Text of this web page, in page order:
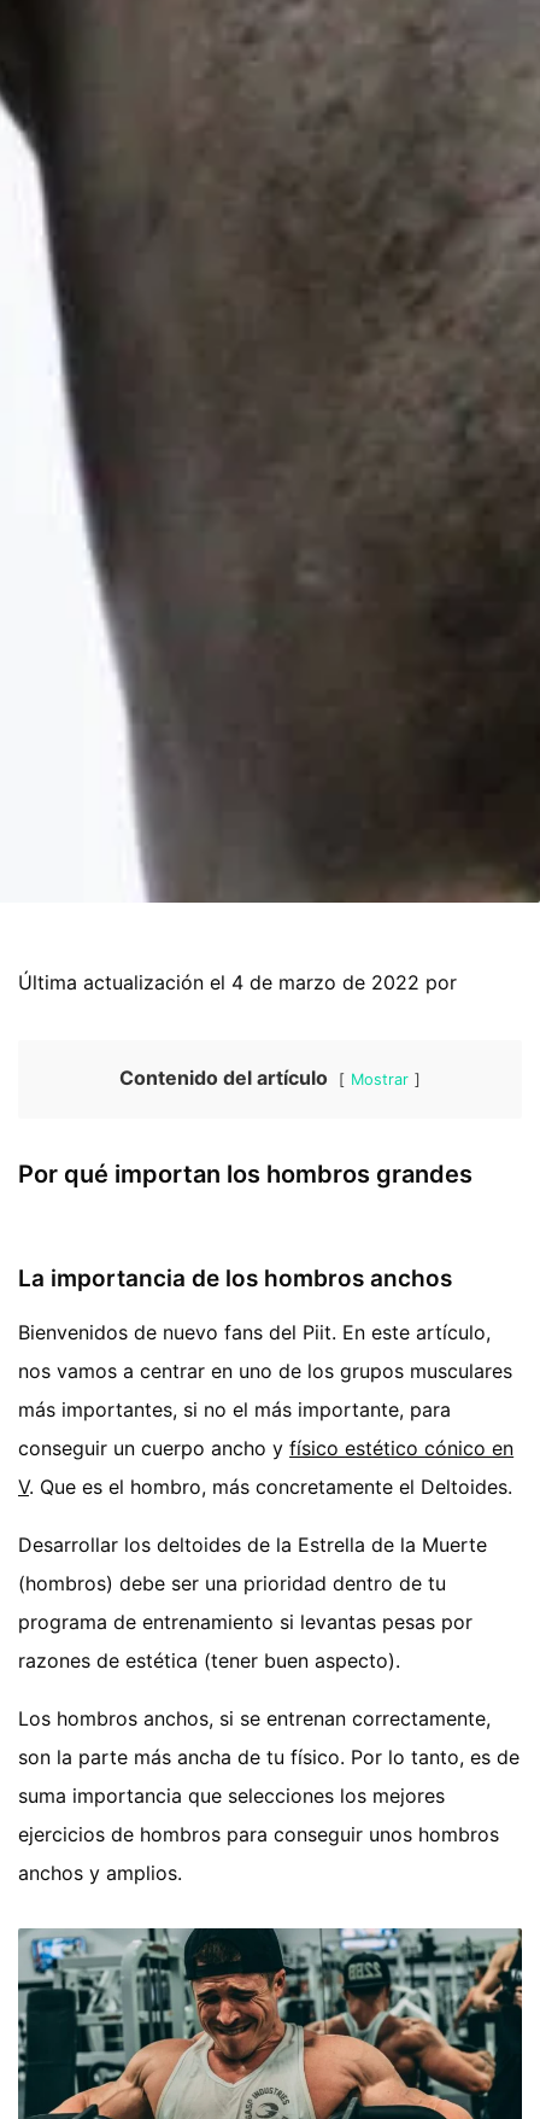
Última actualización el 4 de marzo de 2022 por
Contenido del artículo Mostrar
Por qué importan los hombros grandes
La importancia de los hombros anchos
Bienvenidos de nuevo fans del Piit. En este artículo,
nos vamos a centrar en uno de los grupos musculares
más importantes, si no el más importante, para
conseguir un cuerpo ancho yfísico estético cónico en
V. Que es el hombro, más concretamente el Deltoides.
Desarrollar los deltoides de la Estrella de la Muerte
(hombros) debe ser una prioridad dentro de tu
programa de entrenamiento si levantas pesas por
razones de estética (tener buen aspecto).
Los hombros anchos, si se entrenan correctamente,
son la parte más ancha de tu físico. Por lo tanto, es de
suma importancia que selecciones los mejores
ejercicios de hombros para conseguir unos hombros
anchos y amplios.